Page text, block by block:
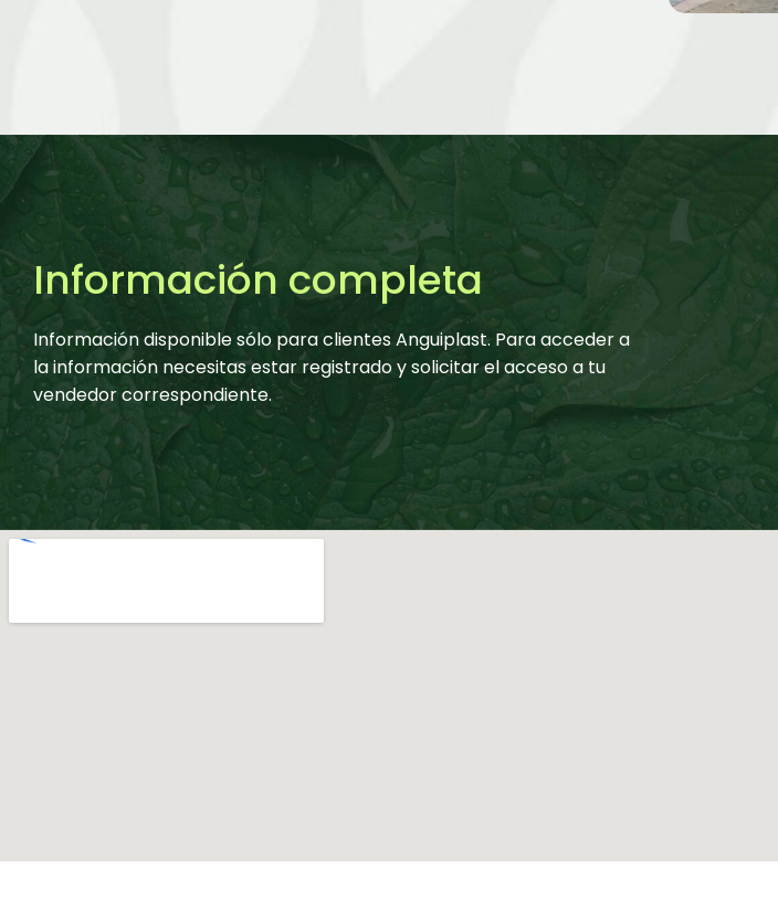
Información completa
Información disponible sólo para clientes Anguiplast. Para acceder a
la información necesitas estar registrado y solicitar el acceso a tu
vendedor correspondiente.